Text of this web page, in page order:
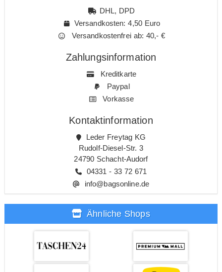
DHL, DPD
Versandkosten: 4,50 Euro
Versandkostenfrei ab: 40,- €
Zahlungsinformation
Kreditkarte
Paypal
Vorkasse
Kontaktinformation
Leder Freytag KG
Rudolf-Diesel-Str. 3
24790 Schacht-Audorf
04331 - 33 72 671
info@bagsonline.de
Ähnliche Shops